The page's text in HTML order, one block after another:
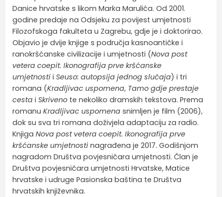
Danice hrvatske s likom Marka Marulića. Od 2001.
godine predaje na Odsjeku za povijest umjetnosti
Filozofskoga fakulteta u Zagrebu, gdje je i doktorirao.
Objavio je dvije knjige s područja kasnoantičke i
ranokršćanske civilizacije i umjetnosti (Nova post
vetera coepit. Ikonografija prve kršćanske
umjetnosti iSeuso: autopsija jednog slučaja) i tri
romana (Kradljivac uspomena, Tamo gdje prestaje
cesta iSkriveno te nekoliko dramskih tekstova. Prema
romanuKradljivac uspomena snimljen je film (2006),
dok su sva tri romana doživjela adaptaciju za radio.
KnjigaNova post vetera coepit. Ikonografija prve
kršćanske umjetnosti nagrađena je 2017. Godišnjom
nagradom Društva povjesničara umjetnosti. Član je
Društva povjesničara umjetnosti Hrvatske, Matice
hrvatske i udruge Pasionska baština te Društva
hrvatskih književnika.